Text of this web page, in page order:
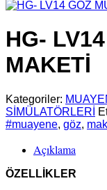
HG-
MAKETİ
Kategoriler:
SİMÜLATÖRLERİ
#muayene, göz,
Açıklama
ÖZELLİKLER